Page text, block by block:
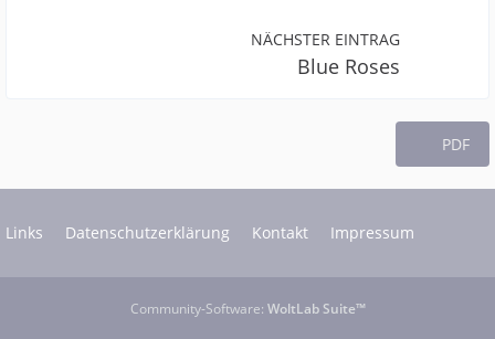
NÄCHSTER EINTRAG
Blue Roses
PDF
Links Datenschutzerklärung Kontakt Impressum
Community-Software: WoltLab Suite™